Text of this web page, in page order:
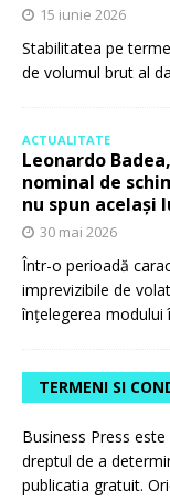
15 iunie 2026
Stabilitatea pe
de volumul brut al
ACTUALITATE
Leonardo
nominal de
nu spun același
30 mai 2026
Într-o perioadă
imprevizibile de
înțelegerea modului
TERMENI SI
Business Press
dreptul de a
publicatia gratuit.